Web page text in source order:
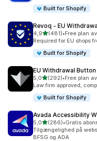
Built for Shopify
Revoq ‑ EU
4,9ud af 5 stjerner
(481)
481 anmeldelser i alt
•Free plan
Required for EU shops
Built for Shopify
EU Withdrawal Button
5,0ud af 5 stjerner
(292)
292 anmeldelser i alt
•Free plan
Law firm approved,
Built for Shopify
Avada Accessibility
5,0ud af 5 stjerner
(286)
286 anmeldelser i alt
•Gratis
Tilgængelighed på
BFSG og ADA